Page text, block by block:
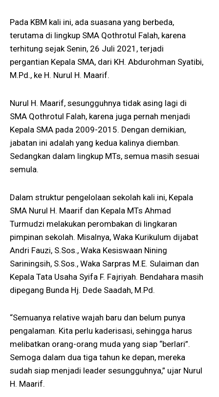
Pada KBM kali ini, ada suasana yang berbeda,
terutama di lingkup SMA Qothrotul Falah, karena
terhitung sejak Senin, 26 Juli 2021, terjadi
pergantian Kepala SMA, dari KH. Abdurohman Syatibi,
M.Pd., ke H. Nurul H. Maarif.
Nurul H. Maarif, sesungguhnya tidak asing lagi di
SMA Qothrotul Falah, karena juga pernah menjadi
Kepala SMA pada 2009-2015. Dengan demikian,
jabatan ini adalah yang kedua kalinya diemban.
Sedangkan dalam lingkup MTs, semua masih sesuai
semula.
Dalam struktur pengelolaan sekolah kali ini, Kepala
SMA Nurul H. Maarif dan Kepala MTs Ahmad
Turmudzi melakukan perombakan di lingkaran
pimpinan sekolah. Misalnya, Waka Kurikulum dijabat
Andri Fauzi, S.Sos., Waka Kesiswaan Nining
Sariningsih, S.Sos., Waka Sarpras M.E. Sulaiman dan
Kepala Tata Usaha Syifa F. Fajriyah. Bendahara masih
dipegang Bunda Hj. Dede Saadah, M.Pd.
“Semuanya relative wajah baru dan belum punya
pengalaman. Kita perlu kaderisasi, sehingga harus
melibatkan orang-orang muda yang siap “berlari”.
Semoga dalam dua tiga tahun ke depan, mereka
sudah siap menjadi leader sesungguhnya,” ujar Nurul
H. Maarif.